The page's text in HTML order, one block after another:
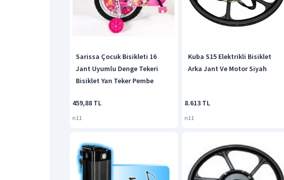
Sarissa Çocuk Bisikleti 16
Jant Uyumlu Denge Tekeri
Bisiklet Yan Teker Pembe
459,88 TL
n11
Kuba S15 Elektrikli Bisiklet
Arka Jant Ve Motor Siyah
8.613 TL
n11